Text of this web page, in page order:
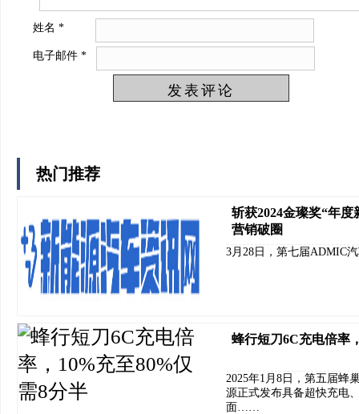
姓名 *
电子邮件 *
热门推荐
斩获2024金璨奖“年
营销破圈
3月28日，第七届ADMIC
蜂行短刀6C充电倍率
2025年1月8日，第五届蜂
源正式发布具备超快充电
面……